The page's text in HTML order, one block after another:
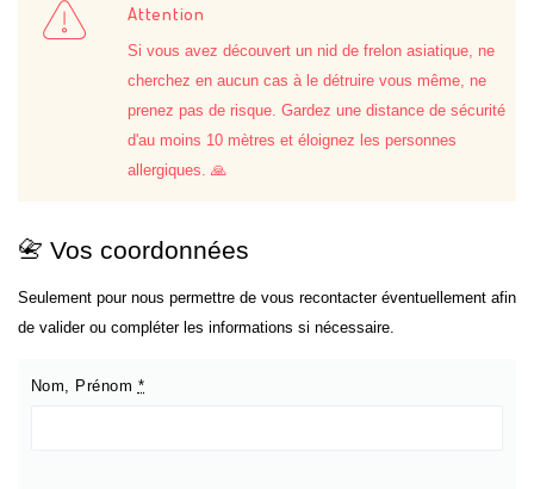
Attention
Si vous avez découvert un nid de frelon asiatique, ne
cherchez en aucun cas à le détruire vous même, ne
prenez pas de risque. Gardez une distance de sécurité
d'au moins 10 mètres et éloignez les personnes
allergiques. 🙏
📇 Vos coordonnées
Seulement pour nous permettre de vous recontacter éventuellement afin
de valider ou compléter les informations si nécessaire.
Nom, Prénom *